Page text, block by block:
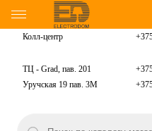
Колл-центр
ТЦ - Grad, пав. 201
Уручская 19 пав. 3М